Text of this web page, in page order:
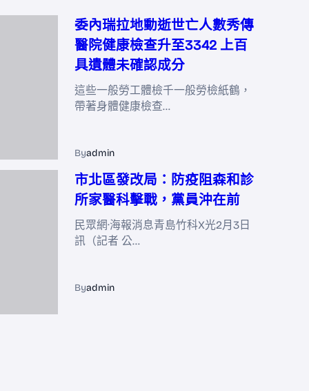
委內瑞拉地動逝世亡人數秀傳
醫院健康檢查升至3342 上百
具遺體未確認成分
這些一般勞工體檢千一般勞檢紙鶴，
帶著身體健康檢查…
Byadmin
市北區發改局：防疫阻森和診
所家醫科擊戰，黨員沖在前
民眾網·海報消息青島竹科X光2月3日
訊（記者 公…
Byadmin